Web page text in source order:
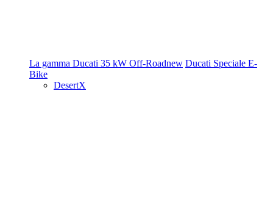
La gamma Ducati 35 kW Off-Roadnew Ducati Speciale E-
Bike
DesertX